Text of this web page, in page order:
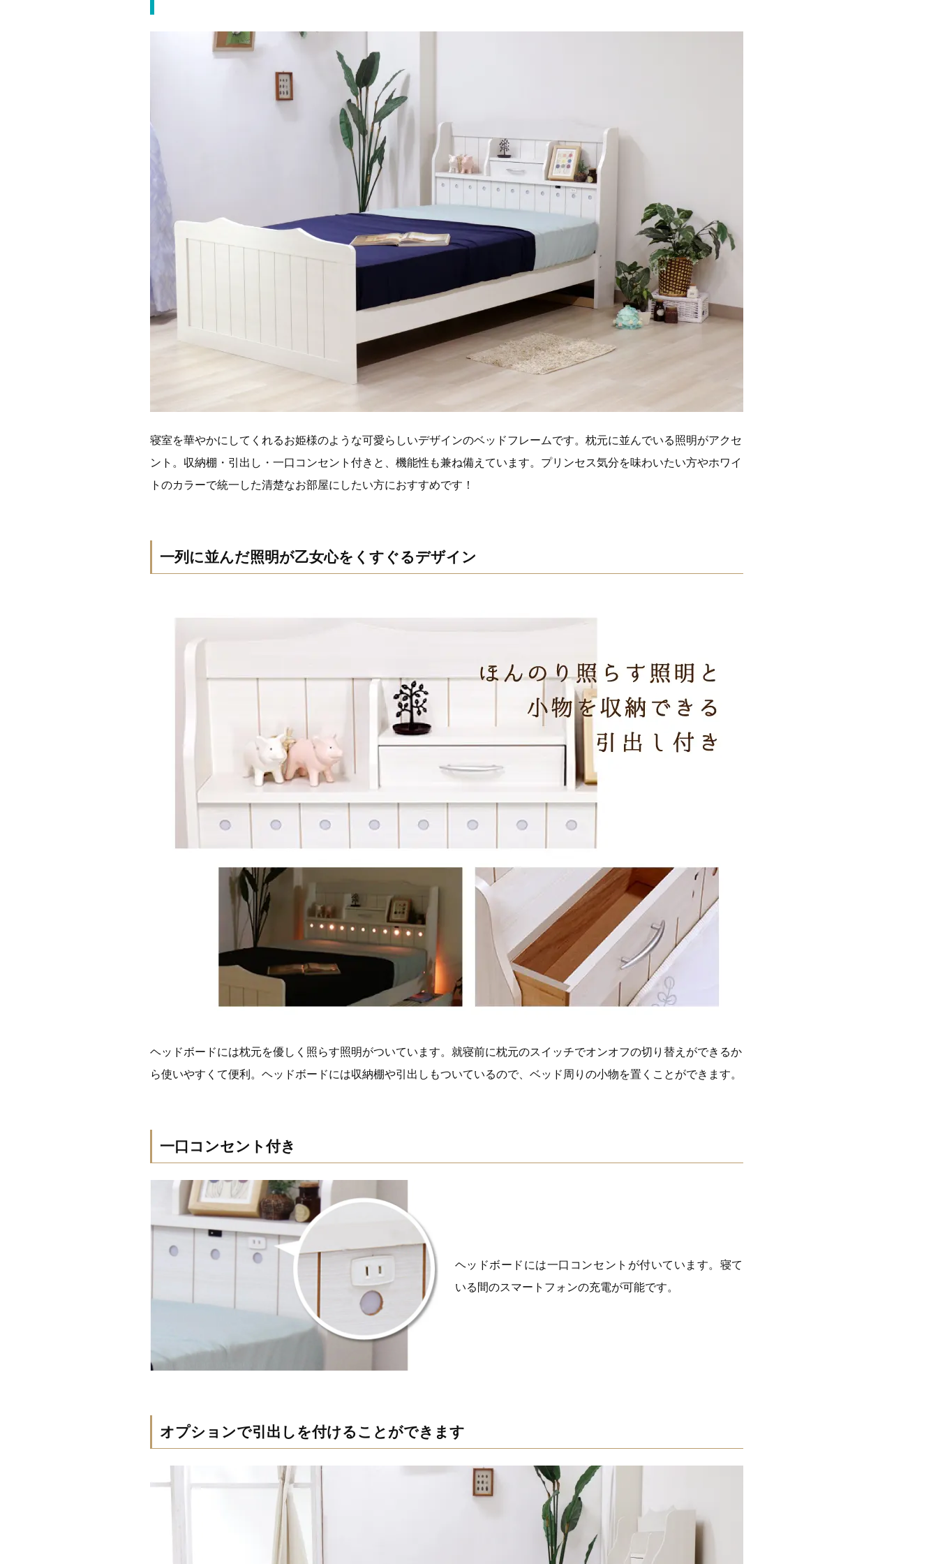
寝室を華やかにしてくれるお姫様のような可愛らしいデザインのベッドフレームです。枕元に並んでいる照明がアクセ
ント。収納棚・引出し・一口コンセント付きと、機能性も兼ね備えています。プリンセス気分を味わいたい方やホワイ
トのカラーで統一した清楚なお部屋にしたい方におすすめです！
一列に並んだ照明が乙女心をくすぐるデザイン
ヘッドボードには枕元を優しく照らす照明がついています。就寝前に枕元のスイッチでオンオフの切り替えができるか
ら使いやすくて便利。ヘッドボードには収納棚や引出しもついているので、ベッド周りの小物を置くことができます。
一口コンセント付き
ヘッドボードには一口コンセントが付いています。寝て
いる間のスマートフォンの充電が可能です。
オプションで引出しを付けることができます